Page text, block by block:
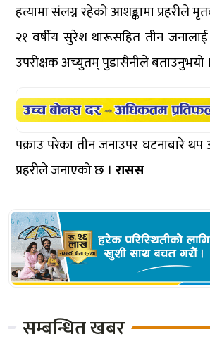
हत्यामा संलग्न रहेको आशङ्कामा प्रहरीले
२१ वर्षीय सुरेश थारूसहित तीन जनालाई
उपरीक्षक अच्युतम् पुडासैनीले बताउनुभयो ।
पक्राउ परेका तीन जनाउपर घटनाबारे
प्रहरीले जनाएको छ । रासस
सम्बन्धित खबर